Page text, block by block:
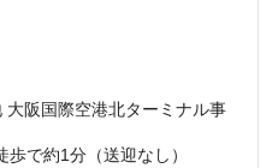
阪国際空港北ターミナル事
で約1分（送迎なし）